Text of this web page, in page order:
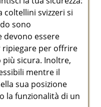
svizzeri si
sono
essere
ripiegare per offrire
più sicura. Inoltre,
mentre il
sua posizione
la funzionalità di un